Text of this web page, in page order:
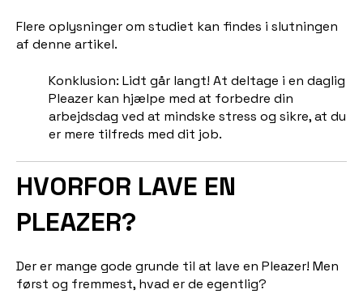
Flere oplysninger om studiet kan findes i slutningen
af denne artikel.
Konklusion: Lidt går langt! At deltage i en daglig
Pleazer kan hjælpe med at forbedre din
arbejdsdag ved at mindske stress og sikre, at du
er mere tilfreds med dit job.
HVORFOR LAVE EN
PLEAZER?
Der er mange gode grunde til at lave en Pleazer! Men
først og fremmest, hvad er de egentlig?